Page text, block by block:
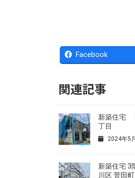
Facebook
関連記事
新築住宅
丁目
2024年5
新築住宅
川区 菅田町